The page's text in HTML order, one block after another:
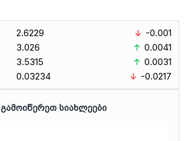
2.6229
3.026
3.5315
0.03234
-0.001
0.0041
0.0031
-0.0217
ᲒᲐᲛᲝᲘᲬᲔᲠᲔᲗ ᲡᲘᲐᲮᲚᲔᲔᲑᲘ